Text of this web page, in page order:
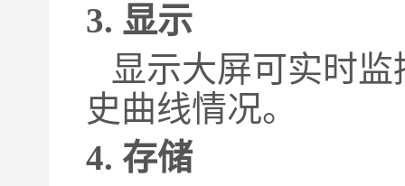
3. 显示
显示大屏可实时
史曲线情况。
4. 存储